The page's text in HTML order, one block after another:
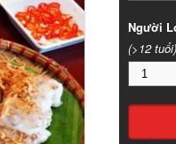
Người
(>12 tuổi)